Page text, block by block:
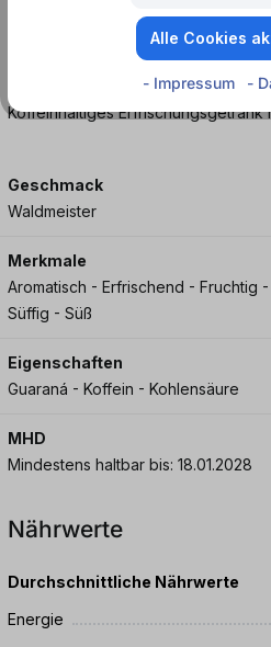
28 Black Waldmeister – der etwas
Koffeinhaltiges Erfrischungsgetränk
Geschmack
Waldmeister
Merkmale
Aromatisch - Erfrischend - Fruchtig
Süffig - Süß
Eigenschaften
Guaraná - Koffein - Kohlensäure
MHD
Mindestens haltbar bis: 18.01.2028
Nährwerte
Durchschnittliche Nährwerte
Energie
Alle Cookies
- Impressum -